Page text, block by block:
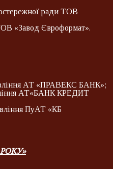
ради ТОВ
«Завод Євроформат».
АТ «ПРАВЕКС БАНК»;
АТ«БАНК КРЕДИТ
ПуАТ «КБ